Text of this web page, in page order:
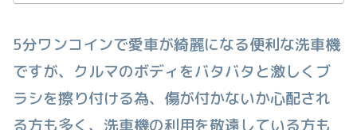
5分ワンコインで愛車が綺麗になる便利な洗車機
ですが、クルマのボディをバタバタと激しくブ
ラシを擦り付ける為、傷が付かないか心配され
る方も多く、洗車機の利用を敬遠している方も